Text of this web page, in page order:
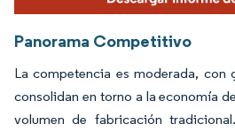
Panorama Competitivo
La competencia es moderada, con
consolidan en torno a la economía
volumen de fabricación